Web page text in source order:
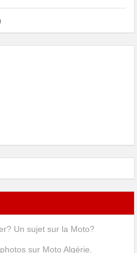
Un sujet sur la Moto?
sur Moto Algérie.